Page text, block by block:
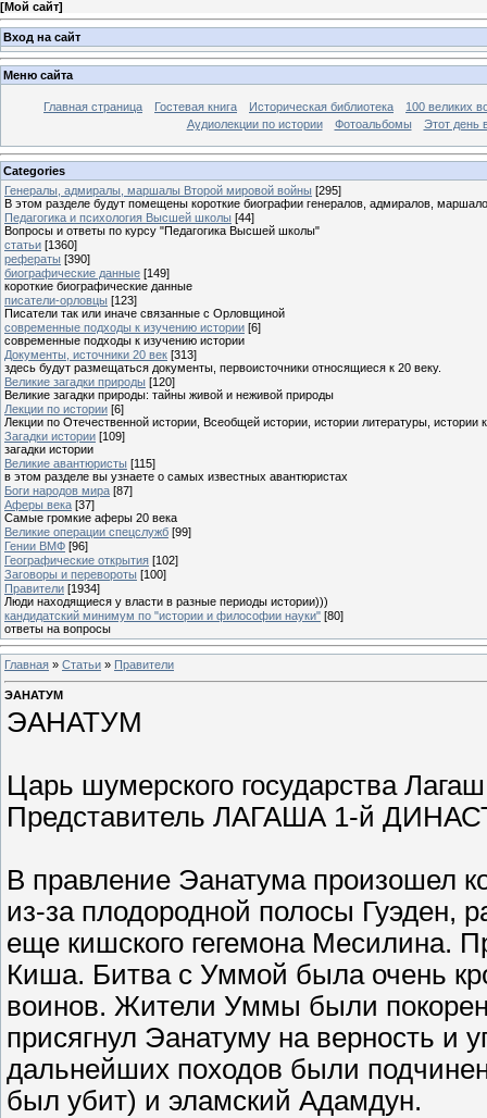
[Мой сайт]
Вход на сайт
Меню сайта
Главная страница Гостевая книга Историческая библиотека
100 великих
Аудиолекции по истории
Фотоальбомы Этот день
Categories
Генералы, адмиралы, маршалы Второй мировой войны [295]
В этом разделе будут помещены короткие биографии генералов, адмиралов,
Педагогика и психология Высшей школы [44]
Вопросы и ответы по курсу "Педагогика Высшей школы"
статьи [1360]
рефераты [390]
биографические данные [149]
короткие биографические данные
писатели-орловцы [123]
Писатели так или иначе связанные с Орловщиной
современные подходы к изучению истории [6]
современные подходы к изучению истории
Документы, источники 20 век [313]
здесь будут размещаться документы, первоисточники относящиеся к 20 веку.
Великие загадки природы [120]
Великие загадки природы: тайны живой и неживой природы
Лекции по истории [6]
Лекции по Отечественной истории, Всеобщей истории, истории литературы, истории
Загадки истории [109]
загадки истории
Великие авантюристы [115]
в этом разделе вы узнаете о самых известных авантюристах
Боги народов мира [87]
Аферы века [37]
Самые громкие аферы 20 века
Великие операции спецслужб [99]
Гении ВМФ [96]
Географические открытия [102]
Заговоры и перевороты [100]
Правители [1934]
Люди находящиеся у власти в разные периоды истории)))
кандидатский минимум по "истории и философии науки" [80]
ответы на вопросы
Главная » Статьи » Правители
ЭАНАТУМ
ЭАНАТУМ
Царь шумерского государства
Представитель ЛАГАША 1-й
В правление Эанатума произошел
из-за плодородной полосы Гуэден,
еще кишского гегемона Месилина.
Киша. Битва с Уммой была очень
воинов. Жители Уммы были
присягнул Эанатуму на верность и
дальнейших походов были
был убит) и эламский Адамдун.